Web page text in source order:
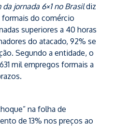
jornada 6×1 no Brasildiz
do comércio
superiores a 40 horas
do atacado, 92% se
Segundo a entidade, o
mil empregos formais a
na folha de
de 13% nos preços ao